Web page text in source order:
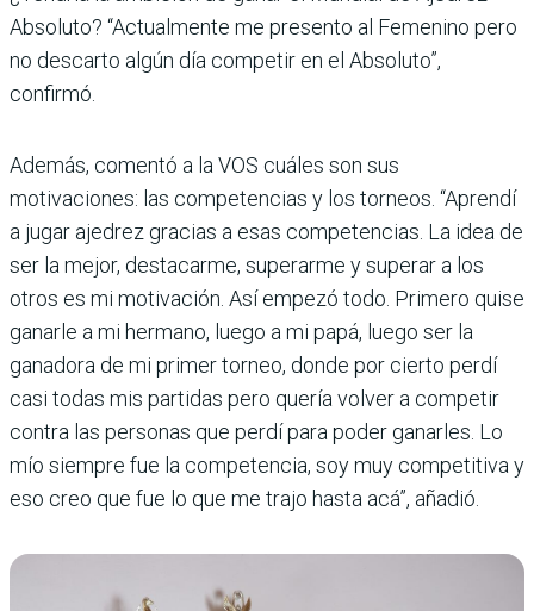
Absoluto? “Actualmente me presento al Femenino pero
no descarto algún día competir en el Absoluto”,
confirmó.
Además, comentó a la VOS cuáles son sus
motivaciones: las competencias y los torneos. “Aprendí
a jugar ajedrez gracias a esas competencias. La idea de
ser la mejor, destacarme, superarme y superar a los
otros es mi motivación. Así empezó todo. Primero quise
ganarle a mi hermano, luego a mi papá, luego ser la
ganadora de mi primer torneo, donde por cierto perdí
casi todas mis partidas pero quería volver a competir
contra las personas que perdí para poder ganarles. Lo
mío siempre fue la competencia, soy muy competitiva y
eso creo que fue lo que me trajo hasta acá”, añadió.